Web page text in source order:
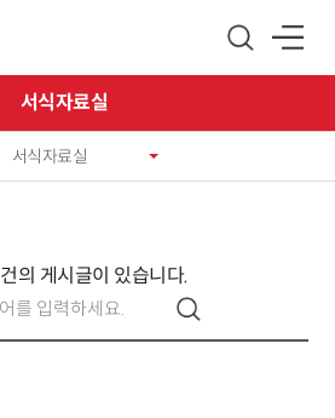
서식자료실
서식자료실
건의 게시글이 있습니다.